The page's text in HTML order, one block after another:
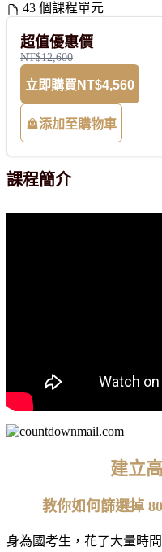
43 個課程單元
超值優惠價
NT$12,600
立即購買 NT$4,560
添加至購物車
課程簡介
建立
教你如何篩選掉
身為國考生，花了大量時